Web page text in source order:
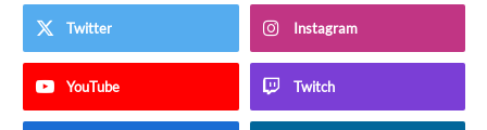
Twitter Instagram
YouTube Twitch